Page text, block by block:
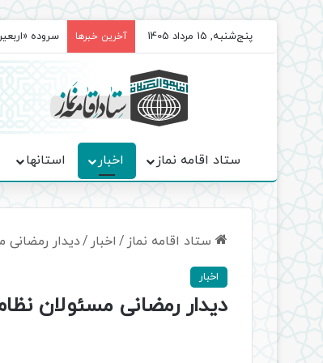
پنج‌شنبه, 15 مرداد 1405 آخرین خبرها سروده‌
ستاد اقامه نماز اخبار استانها
ستاد اقامه نماز / اخبار /دیدار رمضانی
اخبار
دیدار رمضانی مسئولان